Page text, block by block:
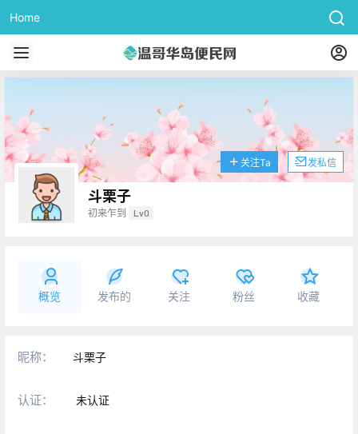
Home
斗栗子
初来乍到 Lv0
关注Ta 发私信
概览 发布的 关注 粉丝 收藏
昵称： 斗栗子
认证： 未认证